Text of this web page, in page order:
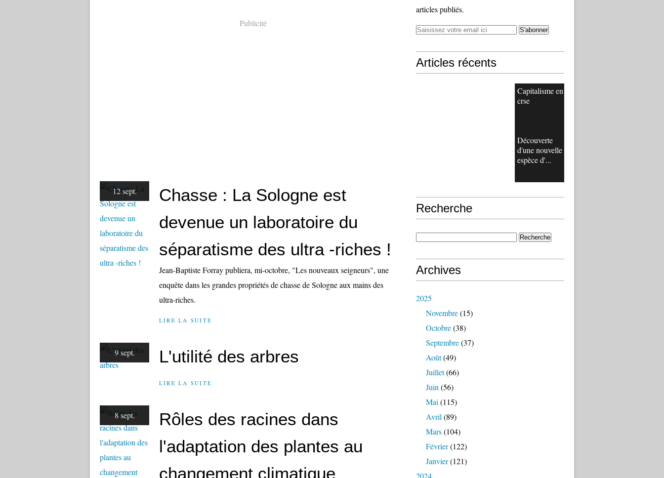
Publicité
12 sept.
Chasse : La Sologne est
devenue un laboratoire du
séparatisme des ultra -riches !
Jean-Baptiste Forray publiera, mi-octobre, "Les nouveaux seigneurs", une
enquête dans les grandes propriétés de chasse de Sologne aux mains des
ultra-riches.
LIRE LA SUITE
9 sept. L'utilité des arbres
LIRE LA SUITE
8 sept.
Rôles des racines dans
l'adaptation des plantes au
changement climatique
articles publiés.
Articles récents
Capitalisme en
crse
Découverte
d'une nouvelle
espèce d'...
Recherche
Archives
2025
Novembre(15)
Octobre(38)
Septembre(37)
Août(49)
Juillet(66)
Juin (56)
Mai (115)
Avril (89)
Mars(104)
Février(122)
Janvier(121)
2024